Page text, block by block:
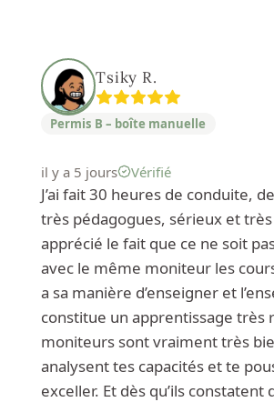
Tsiky R.
Permis B – boîte manuelle
il y a 5 jours Vérifié
J’ai fait 30 heures de conduite,
très pédagogues, sérieux et très
apprécié le fait que ce ne soit
avec le même moniteur les
a sa manière d’enseigner et
constitue un apprentissage très
moniteurs sont vraiment très
analysent tes capacités et te
exceller. Et dès qu’ils constatent